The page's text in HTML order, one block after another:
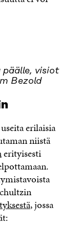
päälle, visiot
Bezold
erilaisia
niistä
erityisesti
, jossa